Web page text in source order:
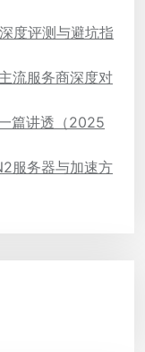
度评测与避坑指
流服务商深度对
篇讲透（2025
服务器与加速方